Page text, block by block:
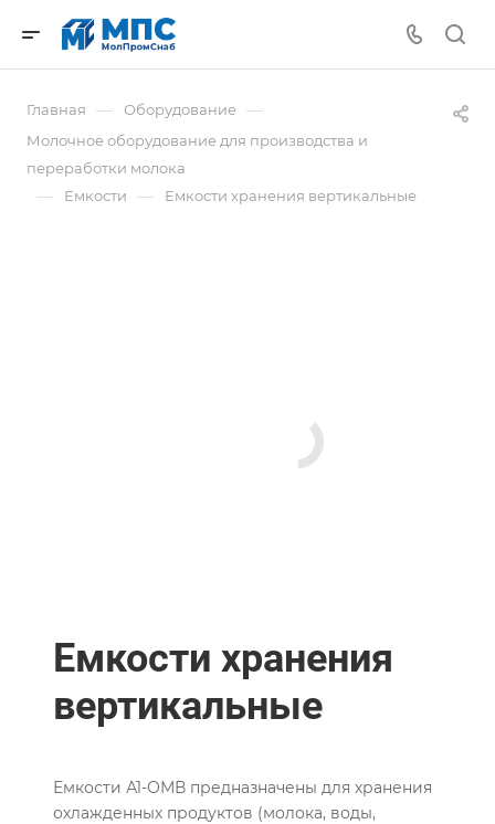
Главная — Оборудование —
Молочное оборудование для производства и
переработки молока
— Емкости — Емкости хранения вертикальные
Емкости хранения
вертикальные
Емкости А1-ОМВ предназначены для хранения
охлажденных продуктов (молока, воды,